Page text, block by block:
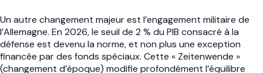
Un autre changement majeur est l’engagement militaire de
l’Allemagne. En 2026, le seuil de 2 % du PIB consacré à la
défense est devenu la norme, et non plus une exception
financée par des fonds spéciaux. Cette « Zeitenwende »
(changement d’époque) modifie profondément l’équilibre